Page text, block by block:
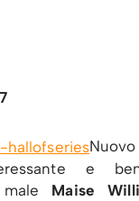
e
Maise